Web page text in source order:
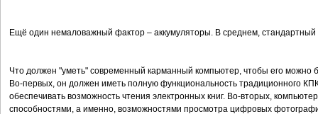
Ещё один немаловажный фактор – аккумуляторы. В среднем, стандартный
Что должен "уметь" современный карманный компьютер, чтобы его можно
Во-первых, он должен иметь полную функциональность традиционного
обеспечивать возможность чтения электронных книг. Во-вторых,
способностями, а именно, возможностями просмотра цифровых